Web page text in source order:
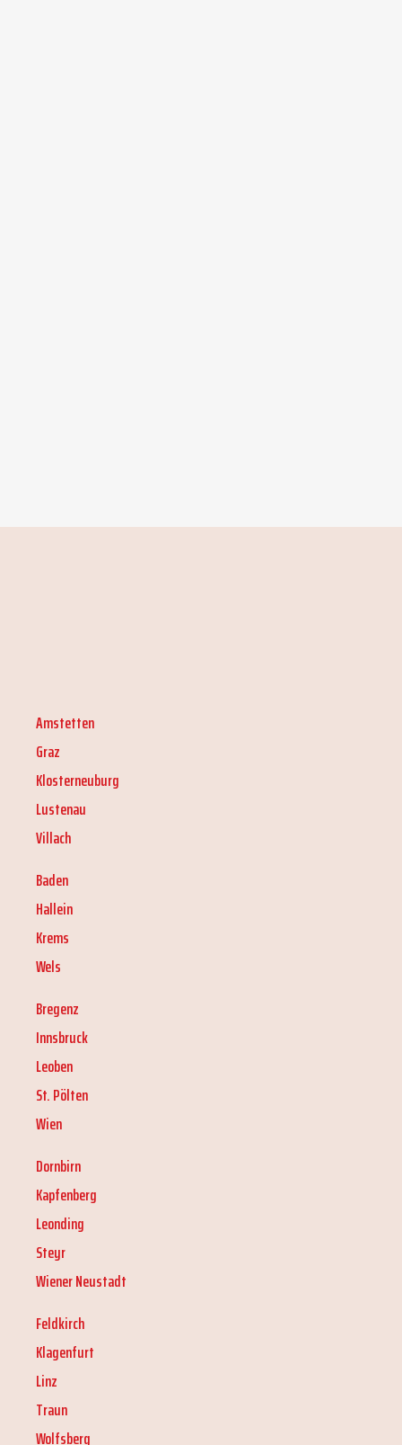
Amstetten
Graz
Klosterneuburg
Lustenau
Villach
Baden
Hallein
Krems
Wels
Bregenz
Innsbruck
Leoben
St. Pölten
Wien
Dornbirn
Kapfenberg
Leonding
Steyr
Wiener Neustadt
Feldkirch
Klagenfurt
Linz
Traun
Wolfsberg